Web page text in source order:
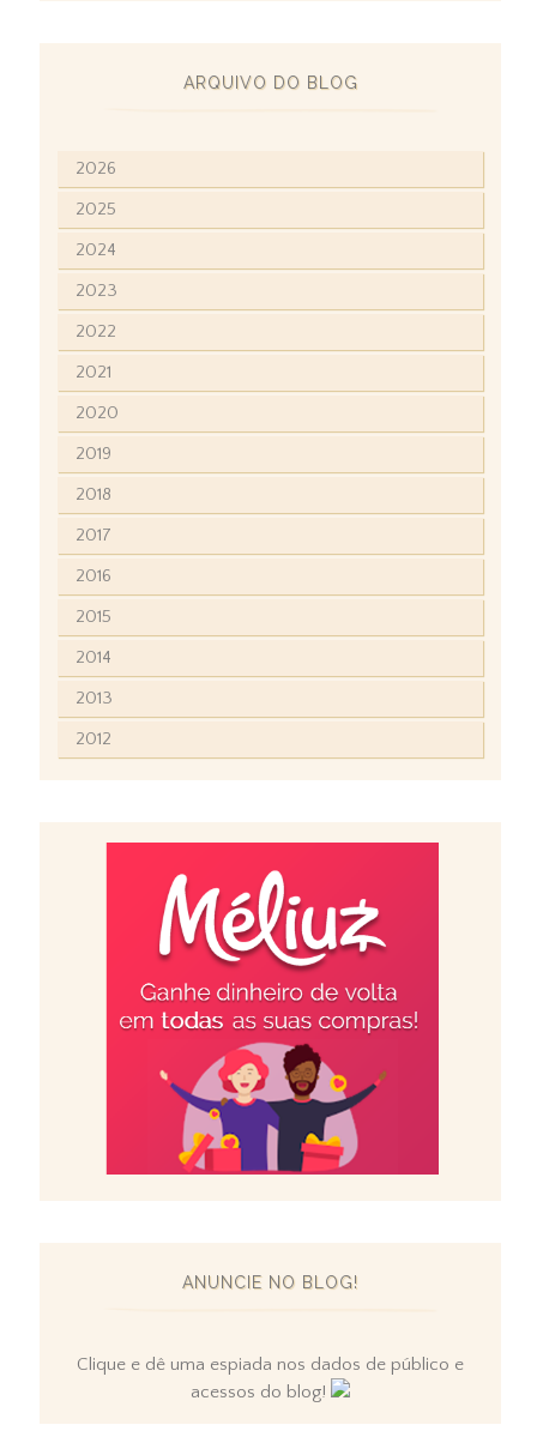
ARQUIVO DO BLOG
2026
2025
2024
2023
2022
2021
2020
2019
2018
2017
2016
2015
2014
2013
2012
ANUNCIE NO BLOG!
Clique e dê uma espiada nos dados de público e
acessos do blog!